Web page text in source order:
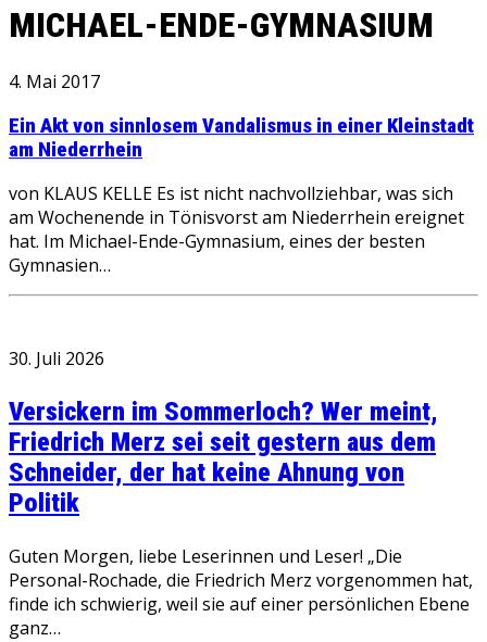
MICHAEL-ENDE-GYMNASIUM
4. Mai 2017
Ein Akt von sinnlosem Vandalismus in einer Kleinstadt
am Niederrhein
von KLAUS KELLE Es ist nicht nachvollziehbar, was sich
am Wochenende in Tönisvorst am Niederrhein ereignet
hat. Im Michael-Ende-Gymnasium, eines der besten
Gymnasien…
30. Juli 2026
Versickern im Sommerloch? Wer meint,
Friedrich Merz sei seit gestern aus dem
Schneider, der hat keine Ahnung von
Politik
Guten Morgen, liebe Leserinnen und Leser! „Die
Personal-Rochade, die Friedrich Merz vorgenommen hat,
finde ich schwierig, weil sie auf einer persönlichen Ebene
ganz…